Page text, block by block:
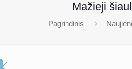
Mažieji
Pagrindinis